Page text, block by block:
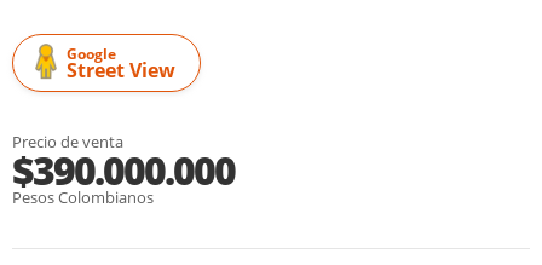
Google
Street View
Precio de venta
$390.000.000
Pesos Colombianos